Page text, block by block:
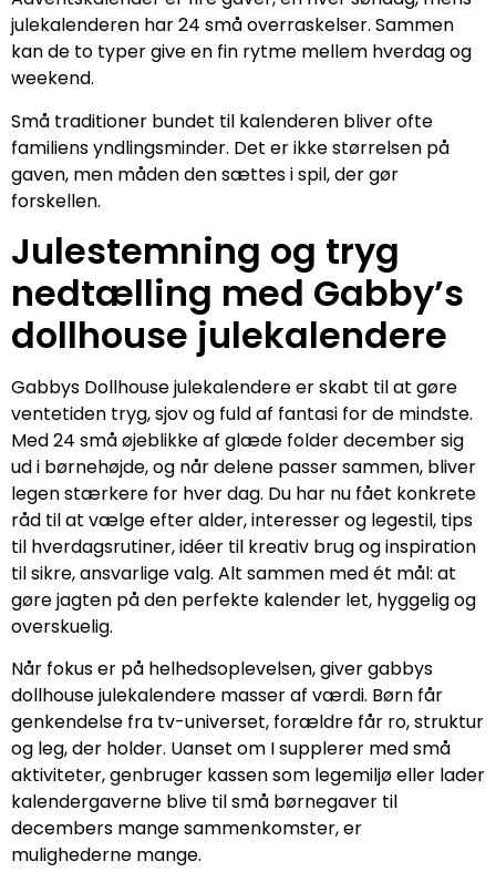
julekalenderen har 24 små overraskelser. Sammen
kan de to typer give en fin rytme mellem hverdag og
weekend.
Små traditioner bundet til kalenderen bliver ofte
familiens yndlingsminder. Det er ikke størrelsen på
gaven, men måden den sættes i spil, der gør
forskellen.
Julestemning og tryg
nedtælling med Gabby’s
dollhouse julekalendere
Gabbys Dollhouse julekalendere er skabt til at gøre
ventetiden tryg, sjov og fuld af fantasi for de mindste.
Med 24 små øjeblikke af glæde folder december sig
ud i børnehøjde, og når delene passer sammen, bliver
legen stærkere for hver dag. Du har nu fået konkrete
råd til at vælge efter alder, interesser og legestil, tips
til hverdagsrutiner, idéer til kreativ brug og inspiration
til sikre, ansvarlige valg. Alt sammen med ét mål: at
gøre jagten på den perfekte kalender let, hyggelig og
overskuelig.
Når fokus er på helhedsoplevelsen, giver gabbys
dollhouse julekalendere masser af værdi. Børn får
genkendelse fra tv-universet, forældre får ro, struktur
og leg, der holder. Uanset om I supplerer med små
aktiviteter, genbruger kassen som legemiljø eller lader
kalendergaverne blive til små børnegaver til
decembers mange sammenkomster, er
mulighederne mange.